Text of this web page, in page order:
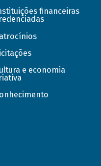
financeiras
e economia